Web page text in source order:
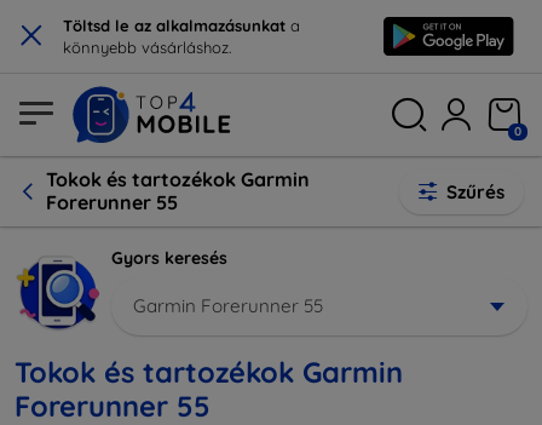
× Töltsd le az alkalmazásunkat a
könnyebb vásárláshoz.
0
Tokok és tartozékok Garmin
Forerunner 55
Szűrés
Gyors keresés
Garmin Forerunner 55
Tokok és tartozékok Garmin
Forerunner 55